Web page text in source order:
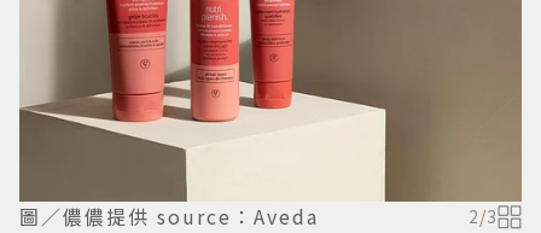
圖／儂儂提供 source：Aveda 2/3